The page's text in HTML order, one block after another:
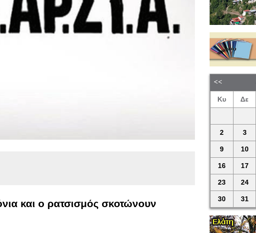
και ο ρατσισμός σκοτώνουν
Κυ Δε
2 3
9 10
16 17
23 24
30 31